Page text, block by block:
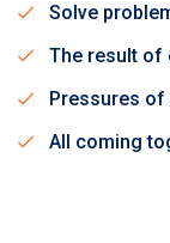
Solve
The result of
Pressures
All coming